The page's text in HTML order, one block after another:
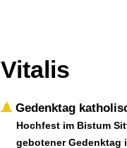
Vitalis
Gedenktag
Hochfest im Bistum
gebotener Gedenktag